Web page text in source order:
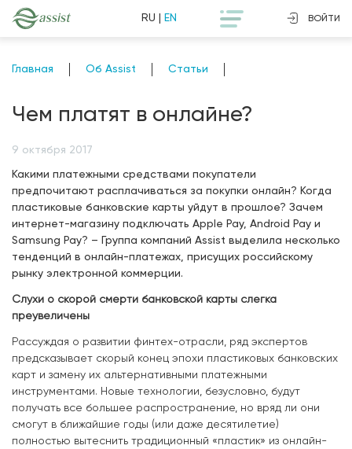
RU EN ВОЙТИ
Главная Об Assist Статьи
Чем платят в онлайне?
9 октября 2017
Какими платежными средствами покупатели
предпочитают расплачиваться за покупки онлайн? Когда
пластиковые банковские карты уйдут в прошлое? Зачем
интернет-магазину подключать Apple Pay, Android Pay и
Samsung Pay? – Группа компаний Assist выделила несколько
тенденций в онлайн-платежах, присущих российскому
рынку электронной коммерции.
Слухи о скорой смерти банковской карты слегка
преувеличены
Рассуждая о развитии финтех-отрасли, ряд экспертов
предсказывает скорый конец эпохи пластиковых банковских
карт и замену их альтернативными платежными
инструментами. Новые технологии, безусловно, будут
получать все большее распространение, но вряд ли они
смогут в ближайшие годы (или даже десятилетие)
полностью вытеснить традиционный «пластик» из онлайн-